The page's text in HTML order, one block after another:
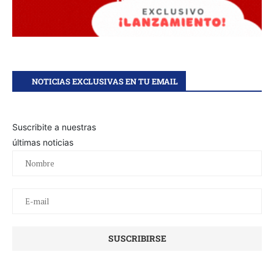
NOTICIAS EXCLUSIVAS EN TU EMAIL
Suscribite a nuestras
últimas noticias